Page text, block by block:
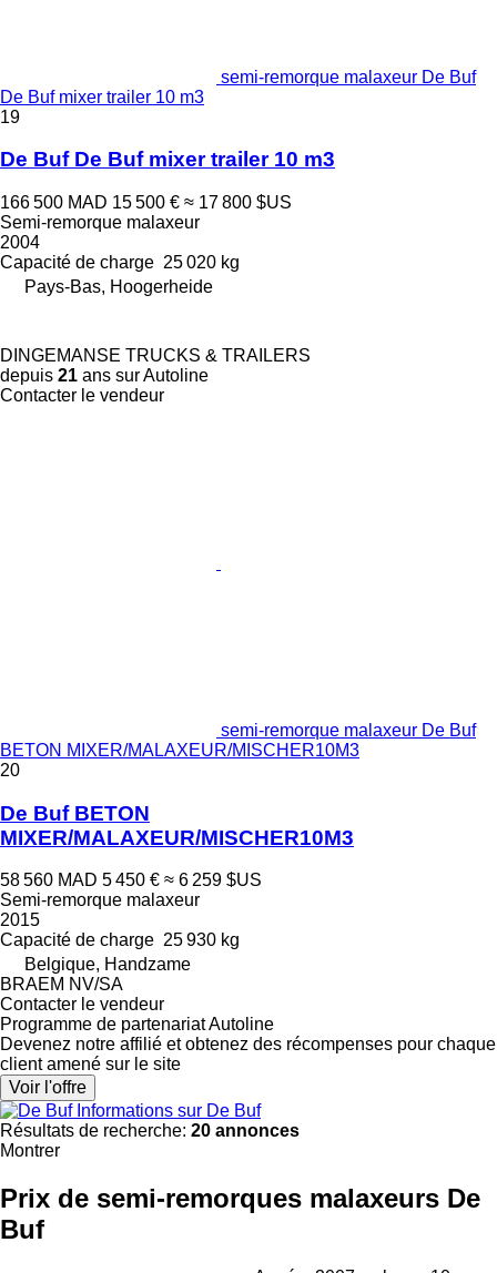
semi-remorque malaxeur De Buf
De Buf mixer trailer 10 m3
19
De Buf De Buf mixer trailer 10 m3
166 500 MAD 15 500 € ≈ 17 800 $US
Semi-remorque malaxeur
2004
Capacité de charge 25 020 kg
Pays-Bas, Hoogerheide
DINGEMANSE TRUCKS & TRAILERS
depuis 21 ans sur Autoline
Contacter le vendeur
semi-remorque malaxeur De Buf
BETON MIXER/MALAXEUR/MISCHER10M3
20
De Buf BETON
MIXER/MALAXEUR/MISCHER10M3
58 560 MAD 5 450 € ≈ 6 259 $US
Semi-remorque malaxeur
2015
Capacité de charge 25 930 kg
Belgique, Handzame
BRAEM NV/SA
Contacter le vendeur
Programme de partenariat Autoline
Devenez notre affilié et obtenez des récompenses pour chaque
client amené sur le site
Voir l'offre
Informations sur De Buf
Résultats de recherche: 20 annonces
Montrer
Prix de semi-remorques malaxeurs De
Buf